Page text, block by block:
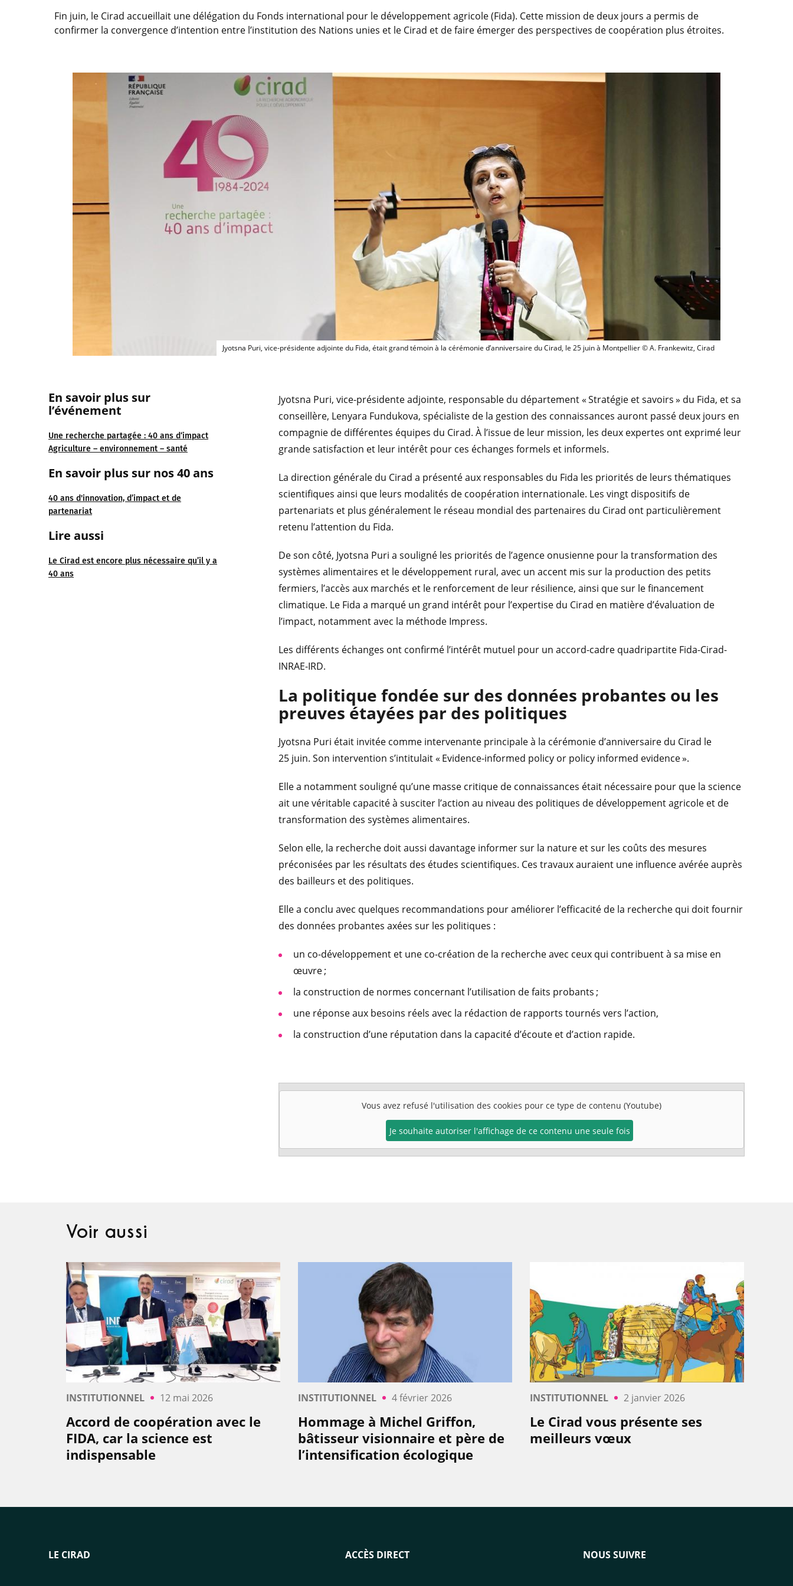
Fin juin, le Cirad accueillait une délégation du Fonds international pour le développement agricole (Fida). Cette mission de deux jours a permis de
confirmer la convergence d’intention entre l’institution des Nations unies et le Cirad et de faire émerger des perspectives de coopération plus étroites.
Jyotsna Puri, vice-présidente adjointe du Fida, était grand témoin à la cérémonie d’anniversaire
Jyotsna Puri, vice-présidente adjointe du Fida, était grand témoin à la cérémonie d’anniversaire du Cirad, le 25 juin à Montpellier © A. Frankewitz, Cirad
En savoir plus sur
l’événement
Une recherche partagée : 40 ans d‘impact
Agriculture – environnement – santé
En savoir plus sur nos 40 ans
40 ans d'innovation, d’impact et de
partenariat
Lire aussi
Le Cirad est encore plus nécessaire qu’il y a
40 ans
Jyotsna Puri, vice-présidente adjointe, responsable du département « Stratégie et savoirs » du Fida, et sa
conseillère, Lenyara Fundukova, spécialiste de la gestion des connaissances auront passé deux jours en
compagnie de différentes équipes du Cirad. À l’issue de leur mission, les deux expertes ont exprimé leur
grande satisfaction et leur intérêt pour ces échanges formels et informels.
La direction générale du Cirad a présenté aux responsables du Fida les priorités de leurs thématiques
scientifiques ainsi que leurs modalités de coopération internationale. Les vingt dispositifs de
partenariats et plus généralement le réseau mondial des partenaires du Cirad ont particulièrement
retenu l’attention du Fida.
De son côté, Jyotsna Puri a souligné les priorités de l’agence onusienne pour la transformation des
systèmes alimentaires et le développement rural, avec un accent mis sur la production des petits
fermiers, l’accès aux marchés et le renforcement de leur résilience, ainsi que sur le financement
climatique. Le Fida a marqué un grand intérêt pour l’expertise du Cirad en matière d’évaluation de
l’impact, notamment avec la méthode Impress.
Les différents échanges ont confirmé l’intérêt mutuel pour un accord-cadre quadripartite Fida-Cirad-
INRAE-IRD.
La politique fondée sur des données probantes ou les
preuves étayées par des politiques
Jyotsna Puri était invitée comme intervenante principale à la cérémonie d’anniversaire du Cirad le
25 juin. Son intervention s’intitulait « Evidence-informed policy or policy informed evidence ».
Elle a notamment souligné qu’une masse critique de connaissances était nécessaire pour que la science
ait une véritable capacité à susciter l’action au niveau des politiques de développement agricole et de
transformation des systèmes alimentaires.
Selon elle, la recherche doit aussi davantage informer sur la nature et sur les coûts des mesures
préconisées par les résultats des études scientifiques. Ces travaux auraient une influence avérée auprès
des bailleurs et des politiques.
Elle a conclu avec quelques recommandations pour améliorer l’efficacité de la recherche qui doit fournir
des données probantes axées sur les politiques :
un co-développement et une co-création de la recherche avec ceux qui contribuent à sa mise en
œuvre ;
la construction de normes concernant l’utilisation de faits probants ;
une réponse aux besoins réels avec la rédaction de rapports tournés vers l’action,
la construction d’une réputation dans la capacité d’écoute et d’action rapide.
Vous avez refusé l'utilisation des cookies pour ce type de contenu (Youtube)
Je souhaite autoriser l'affichage de ce contenu une seule fois
Voir aussi
INSTITUTIONNEL 12 mai 2026
Accord de coopération avec le
FIDA, car la science est
indispensable
INSTITUTIONNEL 4 février 2026
Hommage à Michel Griffon,
bâtisseur visionnaire et père de
l’intensification écologique
INSTITUTIONNEL 2 janvier 2026
Le Cirad vous présente ses
meilleurs vœux
LE CIRAD ACCÈS DIRECT NOUS SUIVRE